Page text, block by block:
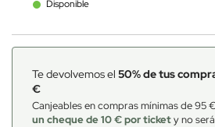
Disponible
Te devolvemos el 50% de tus
€
Canjeables en compras mínimas de 95
un cheque de 10 € por tickety no